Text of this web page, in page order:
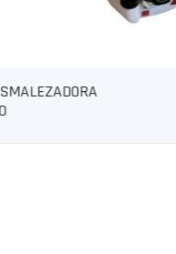
GENERADOR A
DIÉSEL CERRADO